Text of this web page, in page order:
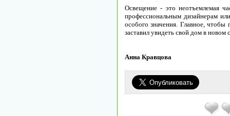
Освещение - это неотъемлемая
профессиональным дизайнерам
особого значения. Главное, чтобы
заставил увидеть свой дом в новом
Анна Кравцова